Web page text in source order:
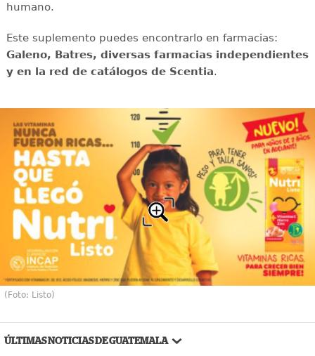
humano.
Este suplemento puedes encontrarlo en farmacias:
Galeno, Batres, diversas farmacias independientes
y en la red de catálogos de Scentia.
(Foto: Listo)
ÚLTIMAS NOTICIAS DE GUATEMALA